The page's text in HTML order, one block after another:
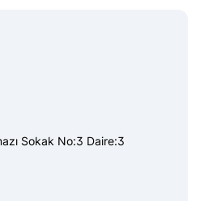
Sokak No:3 Daire:3